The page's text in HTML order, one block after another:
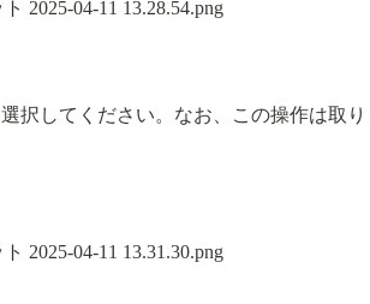
選択してください。なお、この操作は取り